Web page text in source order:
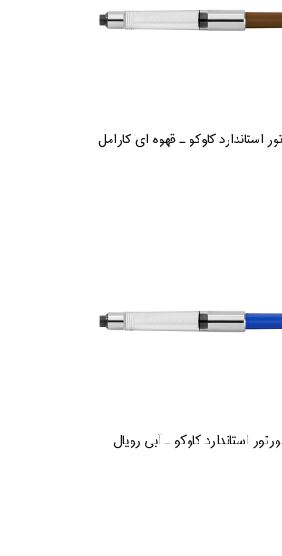
استاندارد کاوکو ـ قهوه ای کارامل
استاندارد کاوکو ـ آبی رویال